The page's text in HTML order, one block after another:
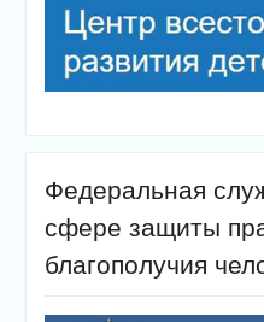
Федеральная
сфере защиты
благополучия